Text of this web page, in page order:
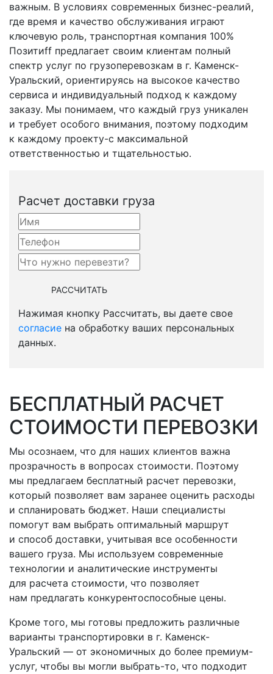
важным. В условиях современных бизнес-реалий,
где время и качество обслуживания играют
ключевую роль, транспортная компания 100%
Позитиff предлагает своим клиентам полный
спектр услуг по грузоперевозкам в г. Каменск-
Уральский, ориентируясь на высокое качество
сервиса и индивидуальный подход к каждому
заказу. Мы понимаем, что каждый груз уникален
и требует особого внимания, поэтому подходим
к каждому проекту-с максимальной
ответственностью и тщательностью.
Расчет доставки груза
Нажимая кнопку Рассчитать, вы даете свое
согласие на обработку ваших персональных
данных.
БЕСПЛАТНЫЙ РАСЧЕТ
СТОИМОСТИ ПЕРЕВОЗКИ
Мы осознаем, что для наших клиентов важна
прозрачность в вопросах стоимости. Поэтому
мы предлагаем бесплатный расчет перевозки,
который позволяет вам заранее оценить расходы
и спланировать бюджет. Наши специалисты
помогут вам выбрать оптимальный маршрут
и способ доставки, учитывая все особенности
вашего груза. Мы используем современные
технологии и аналитические инструменты
для расчета стоимости, что позволяет
нам предлагать конкурентоспособные цены.
Кроме того, мы готовы предложить различные
варианты транспортировки в г. Каменск-
Уральский — от экономичных до более премиум-
услуг, чтобы вы могли выбрать-то, что подходит